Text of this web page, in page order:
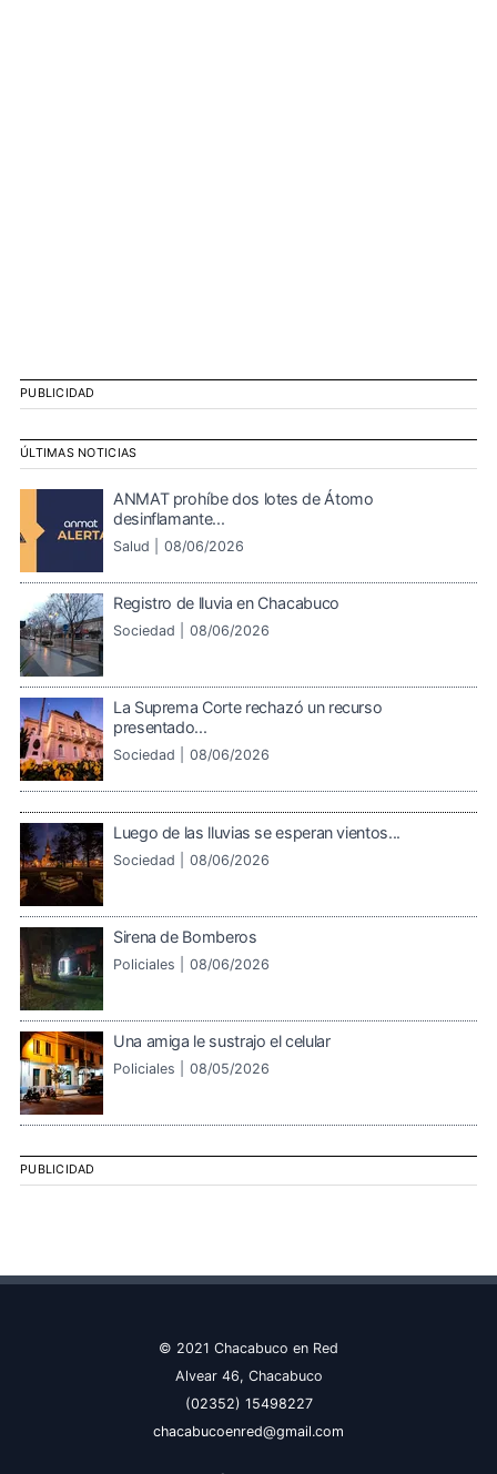
PUBLICIDAD
ÚLTIMAS NOTICIAS
ANMAT prohíbe dos lotes de Átomo
desinflamante...
Salud | 08/06/2026
Registro de lluvia en Chacabuco
Sociedad | 08/06/2026
La Suprema Corte rechazó un recurso
presentado...
Sociedad | 08/06/2026
Luego de las lluvias se esperan vientos...
Sociedad | 08/06/2026
Sirena de Bomberos
Policiales | 08/06/2026
Una amiga le sustrajo el celular
Policiales | 08/05/2026
PUBLICIDAD
© 2021 Chacabuco en Red
Alvear 46, Chacabuco
(02352) 15498227
chacabucoenred@gmail.com